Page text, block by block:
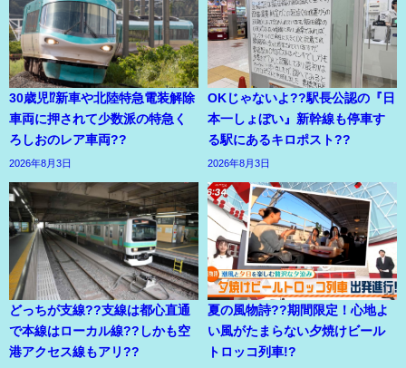
30歳児⁉新車や北陸特急電装解除
車両に押されて少数派の特急く
ろしおのレア車両??
2026年8月3日
OKじゃないよ??駅長公認の『日
本一しょぼい』新幹線も停車す
る駅にあるキロポスト??
2026年8月3日
どっちが支線??支線は都心直通
で本線はローカル線??しかも空
港アクセス線もアリ??
夏の風物詩??期間限定！心地よ
い風がたまらない夕焼けビール
トロッコ列車!?